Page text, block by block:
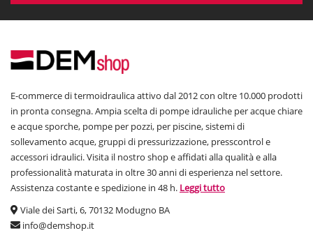
E-commerce di termoidraulica attivo dal 2012 con oltre 10.000 prodotti
in pronta consegna. Ampia scelta di pompe idrauliche per acque chiare
e acque sporche, pompe per pozzi, per piscine, sistemi di
sollevamento acque, gruppi di pressurizzazione, presscontrol e
accessori idraulici. Visita il nostro shop e affidati alla qualità e alla
professionalità maturata in oltre 30 anni di esperienza nel settore.
Assistenza costante e spedizione in 48 h. Leggi tutto
Viale dei Sarti, 6, 70132 Modugno BA
info@demshop.it